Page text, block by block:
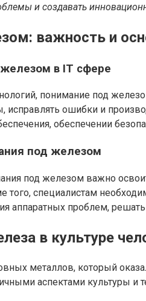
и создавать
важность и
в IT сфере
понимание под
исправлять ошибки и
обеспечении
под железом
под железом важно
того, специалистам
аппаратных проблем,
в культуре
металлов, который
аспектами культуры и